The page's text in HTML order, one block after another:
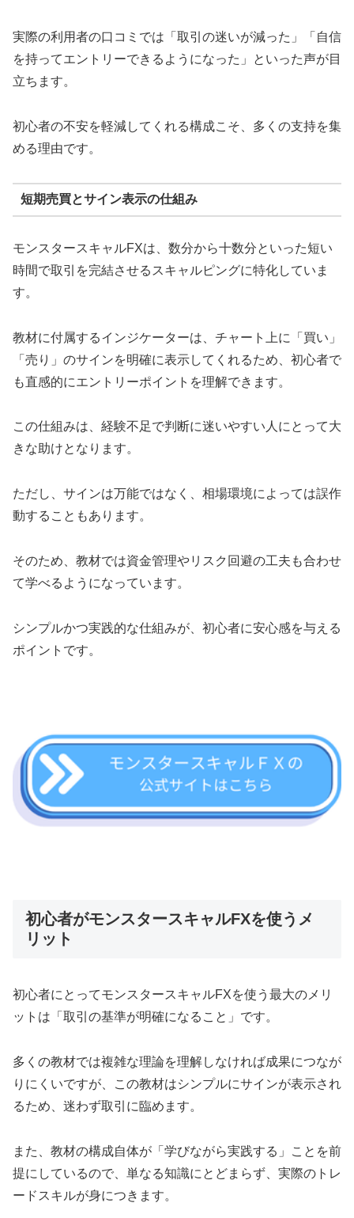
実際の利用者の口コミでは「取引の迷いが減った」「自信
を持ってエントリーできるようになった」といった声が目
立ちます。
初心者の不安を軽減してくれる構成こそ、多くの支持を集
める理由です。
短期売買とサイン表示の仕組み
モンスタースキャルFXは、数分から十数分といった短い
時間で取引を完結させるスキャルピングに特化していま
す。
教材に付属するインジケーターは、チャート上に「買い」
「売り」のサインを明確に表示してくれるため、初心者で
も直感的にエントリーポイントを理解できます。
この仕組みは、経験不足で判断に迷いやすい人にとって大
きな助けとなります。
ただし、サインは万能ではなく、相場環境によっては誤作
動することもあります。
そのため、教材では資金管理やリスク回避の工夫も合わせ
て学べるようになっています。
シンプルかつ実践的な仕組みが、初心者に安心感を与える
ポイントです。
初心者がモンスタースキャルFXを使うメ
リット
初心者にとってモンスタースキャルFXを使う最大のメリ
ットは「取引の基準が明確になること」です。
多くの教材では複雑な理論を理解しなければ成果につなが
りにくいですが、この教材はシンプルにサインが表示され
るため、迷わず取引に臨めます。
また、教材の構成自体が「学びながら実践する」ことを前
提にしているので、単なる知識にとどまらず、実際のトレ
ードスキルが身につきます。